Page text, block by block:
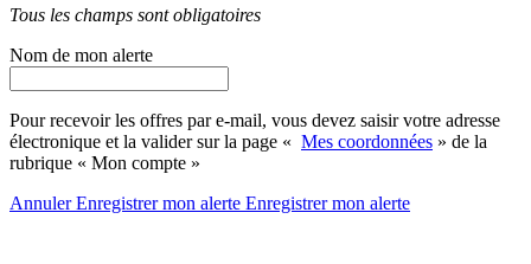
Tous les champs sont obligatoires
Nom de mon alerte
Pour recevoir les offres par e-mail, vous devez saisir votre adresse
électronique et la valider sur la page « Mes coordonnées » de la
rubrique « Mon compte »
AnnulerEnregistrer mon alerte Enregistrermon alerte